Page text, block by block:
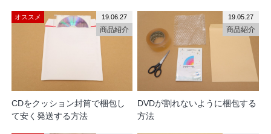
CDをクッション封筒で梱包し
て安く発送する方法
オススメ
商品紹介
19.06.27
DVDが割れないように梱包する
方法
商品紹介
19.05.27